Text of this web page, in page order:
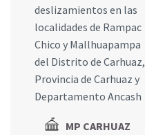
deslizamientos en las
localidades de Rampac
Chico y Mallhuapampa
del Distrito de Carhuaz,
Provincia de Carhuaz y
Departamento Ancash
MP CARHUAZ